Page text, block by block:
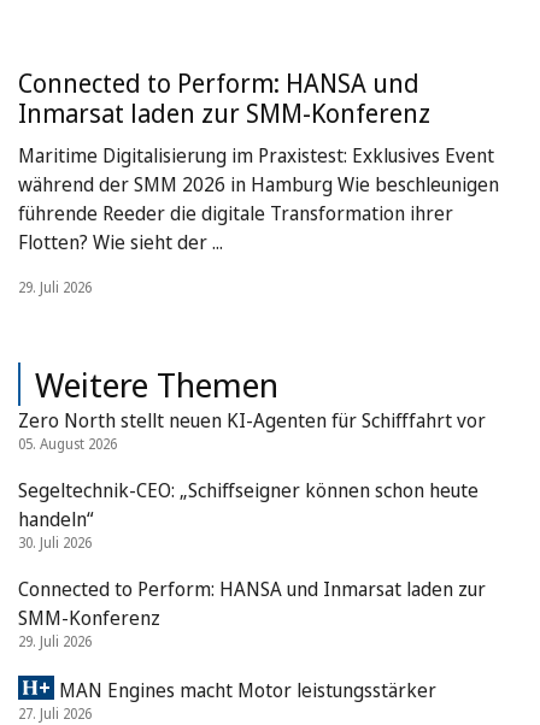
Connected to Perform: HANSA und
Inmarsat laden zur SMM-Konferenz
Maritime Digitalisierung im Praxistest: Exklusives Event
während der SMM 2026 in Hamburg Wie beschleunigen
führende Reeder die digitale Transformation ihrer
Flotten? Wie sieht der ...
29. Juli 2026
Weitere Themen
Zero North stellt neuen KI-Agenten für Schifffahrt vor
05. August 2026
Segeltechnik-CEO: „Schiffseigner können schon heute
handeln“
30. Juli 2026
Connected to Perform: HANSA und Inmarsat laden zur
SMM-Konferenz
29. Juli 2026
MAN Engines macht Motor leistungsstärker
27. Juli 2026